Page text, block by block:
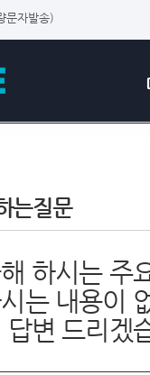
문자발송)
는질문
하시는 주
는 내용이
답변 드리겠